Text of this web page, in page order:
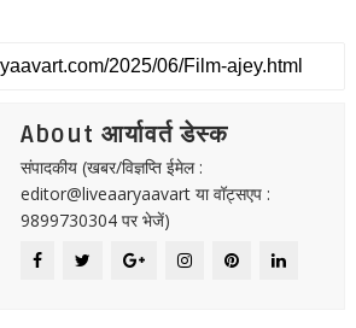
About आर्यावर्त डेस्क
संपादकीय (खबर/विज्ञप्ति ईमेल :
editor@liveaaryaavart या वॉट्सएप :
9899730304 पर भेजें)